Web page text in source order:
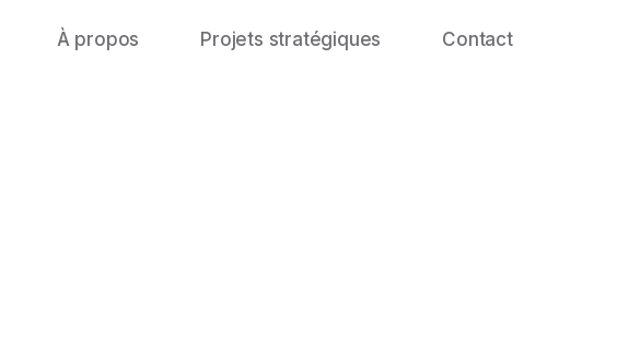
À propos Projets stratégiques Contact